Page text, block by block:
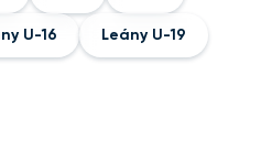
U-16 Leány U-19